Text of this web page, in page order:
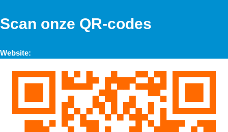
Scan onze QR-codes
Website: